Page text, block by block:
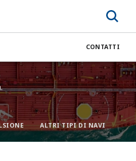
CONTATTI
ALTRI TIPI DI NAVI